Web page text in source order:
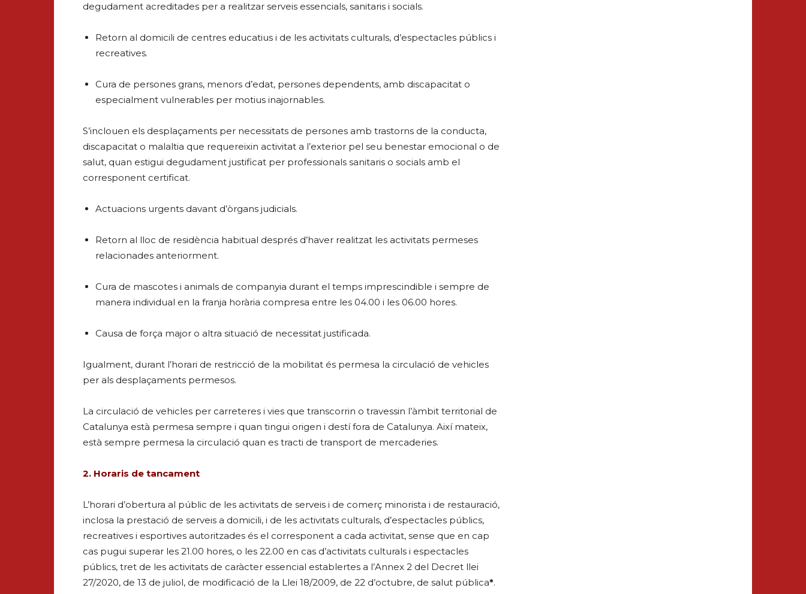
degudament acreditades per a realitzar serveis essencials, sanitaris i socials.
Retorn al domicili de centres educatius i de les activitats culturals, d’espectacles públics i
recreatives.
Cura de persones grans, menors d’edat, persones dependents, amb discapacitat o
especialment vulnerables per motius inajornables.
S’inclouen els desplaçaments per necessitats de persones amb trastorns de la conducta,
discapacitat o malaltia que requereixin activitat a l’exterior pel seu benestar emocional o de
salut, quan estigui degudament justificat per professionals sanitaris o socials amb el
corresponent certificat.
Actuacions urgents davant d’òrgans judicials.
Retorn al lloc de residència habitual després d’haver realitzat les activitats permeses
relacionades anteriorment.
Cura de mascotes i animals de companyia durant el temps imprescindible i sempre de
manera individual en la franja horària compresa entre les 04.00 i les 06.00 hores.
Causa de força major o altra situació de necessitat justificada.
Igualment, durant l’horari de restricció de la mobilitat és permesa la circulació de vehicles
per als desplaçaments permesos.
La circulació de vehicles per carreteres i vies que transcorrin o travessin l’àmbit territorial de
Catalunya està permesa sempre i quan tingui origen i destí fora de Catalunya. Així mateix,
està sempre permesa la circulació quan es tracti de transport de mercaderies.
2. Horaris de tancament
L’horari d’obertura al públic de les activitats de serveis i de comerç minorista i de restauració,
inclosa la prestació de serveis a domicili, i de les activitats culturals, d’espectacles públics,
recreatives i esportives autoritzades és el corresponent a cada activitat, sense que en cap
cas pugui superar les 21.00 hores, o les 22.00 en cas d’activitats culturals i espectacles
públics, tret de les activitats de caràcter essencial establertes a l’Annex 2 del Decret llei
27/2020, de 13 de juliol, de modificació de la Llei 18/2009, de 22 d’octubre, de salut pública*.